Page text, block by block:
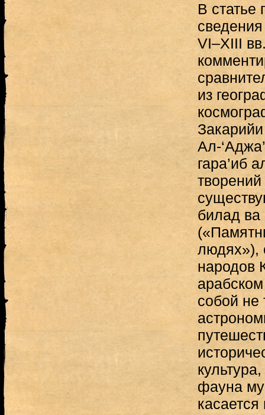
В статье
VI–XIII
из
Ал-
гара’иб
билад ва
людях»),
народов
собой не
фауна